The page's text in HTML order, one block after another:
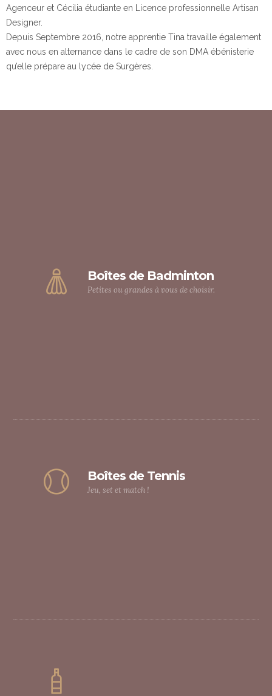
Agenceur et Cécilia étudiante en Licence professionnelle Artisan
Designer.
Depuis Septembre 2016, notre apprentie Tina travaille également
avec nous en alternance dans le cadre de son DMA ébénisterie
qu’elle prépare au lycée de Surgères.
Boîtes de Badminton
Petites ou grandes à vous de choisir.
Boîtes de Tennis
Jeu, set et match !